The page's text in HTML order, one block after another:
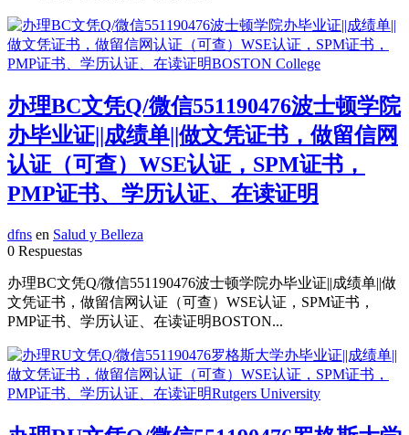
办理BC文凭Q/微信551190476波士顿学院
办毕业证||成绩单||做文凭证书，做留信网
认证（可查）WSE认证，SPM证书，
PMP证书、学历认证、在读证明
dfns en Salud y Belleza
0 Respuestas
办理BC文凭Q/微信551190476波士顿学院办毕业证||成绩单||做
文凭证书，做留信网认证（可查）WSE认证，SPM证书，
PMP证书、学历认证、在读证明BOSTON...